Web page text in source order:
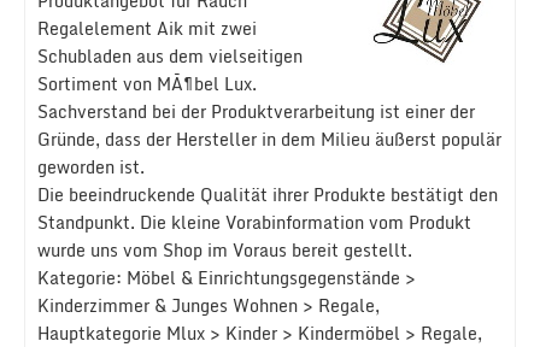
Regalelement Aik mit zwei
Schubladen aus dem vielseitigen
Sortiment von MÃ¶bel Lux.
Sachverstand bei der Produktverarbeitung ist einer der
Gründe, dass der Hersteller in dem Milieu äußerst populär
geworden ist.
Die beeindruckende Qualität ihrer Produkte bestätigt den
Standpunkt. Die kleine Vorabinformation vom Produkt
wurde uns vom Shop im Voraus bereit gestellt.
Kategorie: Möbel & Einrichtungsgegenstände >
Kinderzimmer & Junges Wohnen > Regale,
Hauptkategorie Mlux > Kinder > Kindermöbel > Regale,